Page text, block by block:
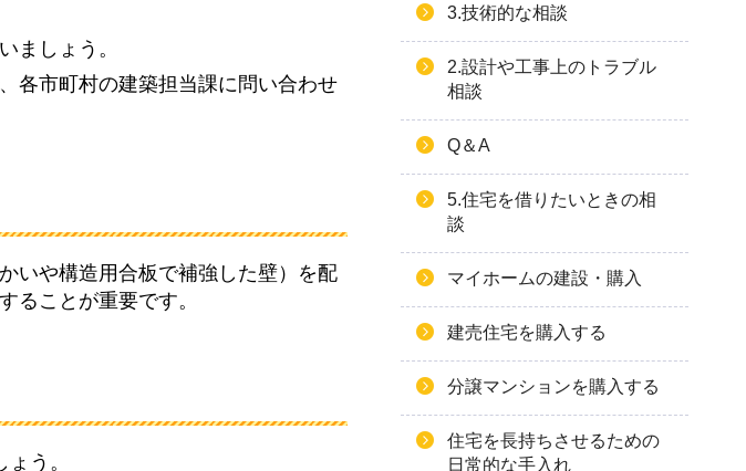
ましょう。
各市町村の建築担当課に問い合わせ
いや構造用合板で補強した壁）を配
ることが重要です。
う。
3.技術的な相談
2.設計や工事上のトラブル
相談
Q＆A
5.住宅を借りたいときの相
談
マイホームの建設・購入
建売住宅を購入する
分譲マンションを購入する
住宅を長持ちさせるための
日常的な手入れ